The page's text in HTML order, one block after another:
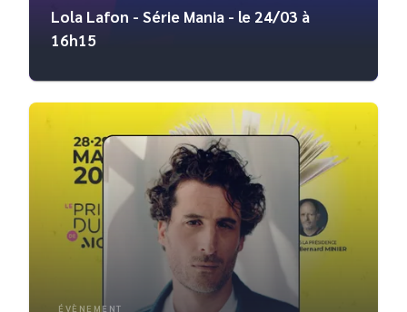
Lola Lafon - Série Mania - le 24/03 à
16h15
ÉVÈNEMENT